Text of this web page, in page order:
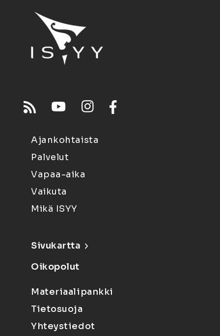
Ajankohtaista
Palvelut
Vapaa-aika
Vaikuta
Mikä ISYY
Sivukartta
Oikopolut
Materiaalipankki
Tietosuoja
Yhteystiedot